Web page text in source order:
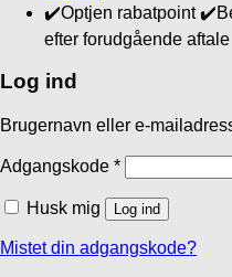
✔️Optjen rabatpoint
efter forudgående aftale
Log ind
Brugernavn eller e-
Adgangskode *
Husk mig Log ind
Mistet din adgangskode?